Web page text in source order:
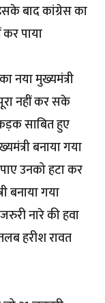
बाद कांग्रेस का
कर पाया
नया मुख्यमंत्री
नहीं कर सके
साबित हुए
बनाया गया
उनको हटा कर
बनाया गया
नारे की हवा
हरीश रावत